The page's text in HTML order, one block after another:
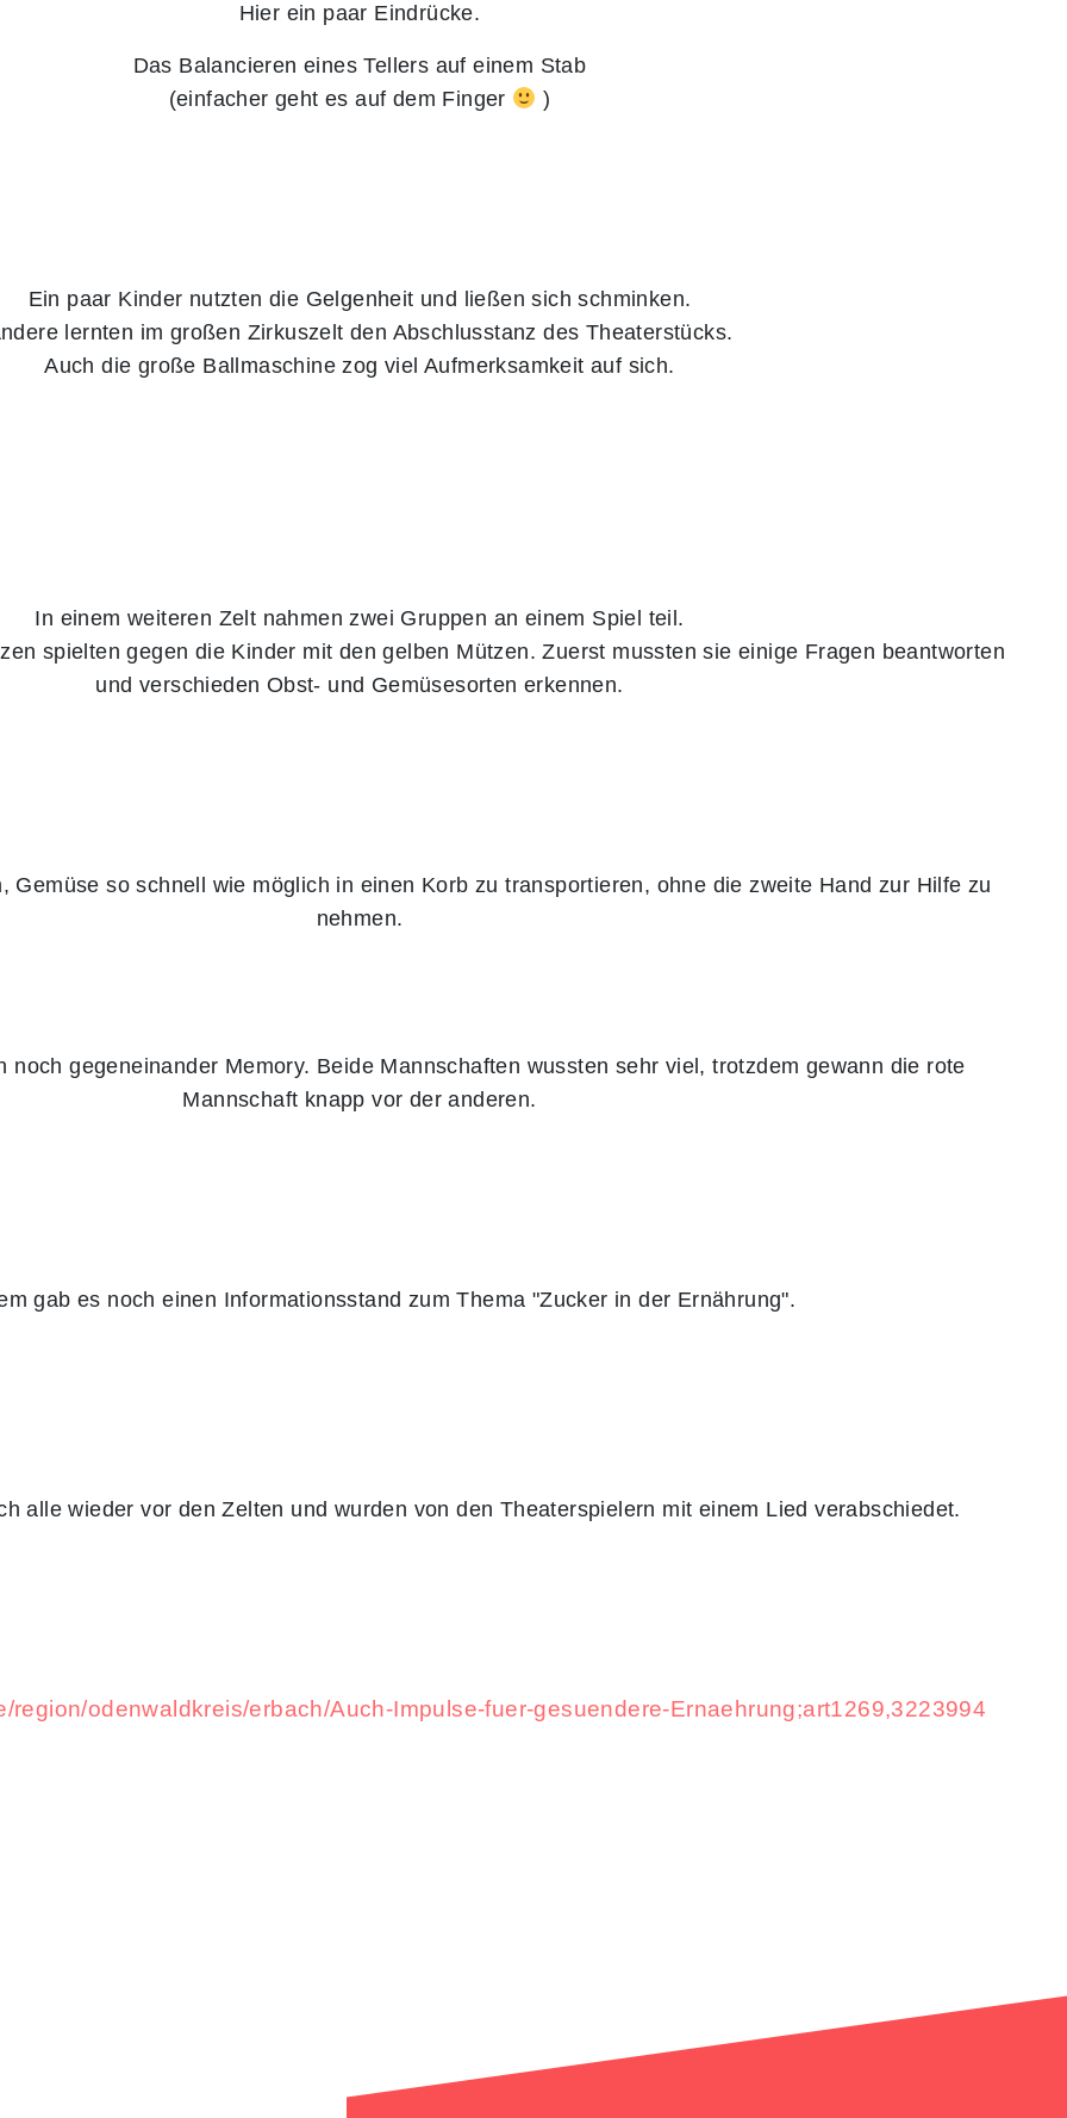
Hier ein paar Eindrücke.
Das Balancieren eines Tellers auf einem Stab
(einfacher geht es auf dem Finger
)
Ein paar Kinder nutzten die Gelgenheit und ließen sich schminken.
lernten im großen Zirkuszelt den Abschlusstanz des Theaterstücks.
Auch die große Ballmaschine zog viel Aufmerksamkeit auf sich.
In einem weiteren Zelt nahmen zwei Gruppen an einem Spiel teil.
spielten gegen die Kinder mit den gelben Mützen. Zuerst mussten sie einige Fragen beantworten
und verschieden Obst- und Gemüsesorten erkennen.
Gemüse so schnell wie möglich in einen Korb zu transportieren, ohne die zweite Hand zur Hilfe zu
nehmen.
noch gegeneinander Memory. Beide Mannschaften wussten sehr viel, trotzdem gewann die rote
Mannschaft knapp vor der anderen.
gab es noch einen Informationsstand zum Thema "Zucker in der Ernährung".
alle wieder vor den Zelten und wurden von den Theaterspielern mit einem Lied verabschiedet.
region/odenwaldkreis/erbach/Auch-Impulse-fuer-gesuendere-Ernaehrung;art1269,3223994